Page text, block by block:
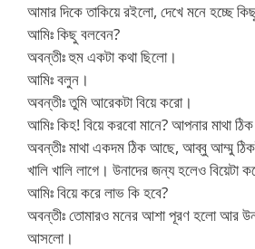
আমার দিকে তাকিয়ে রইলো, দেখে মনে হচ্ছে
আমিঃ কিছু বলবেন?
অবন্তীঃ হুম একটা কথা ছিলো।
আমিঃ বলুন।
অবন্তীঃ তুমি আরেকটা বিয়ে করো।
আমিঃ কিহ! বিয়ে করবো মানে? আপনার মাথা
অবন্তীঃ মাথা একদম ঠিক আছে, আব্বু আম্মু
খালি খালি লাগে। উনাদের জন্য হলেও বিয়েটা
আমিঃ বিয়ে করে লাভ কি হবে?
অবন্তীঃ তোমারও মনের আশা পূরণ হলো আর
আসলো।